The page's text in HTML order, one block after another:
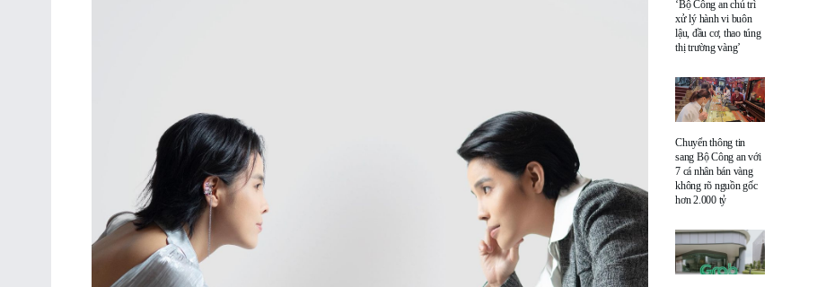
‘Bộ Công an chủ trì
xử lý hành vi buôn
lậu, đầu cơ, thao túng
thị trường vàng’
Chuyển thông tin
sang Bộ Công an với
7 cá nhân bán vàng
không rõ nguồn gốc
hơn 2.000 tỷ